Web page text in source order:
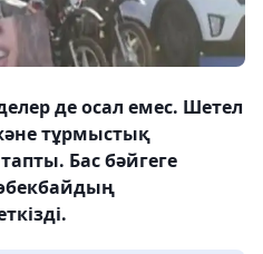
де осал емес. Шетел
тұрмыстық
Бас бәйгеге